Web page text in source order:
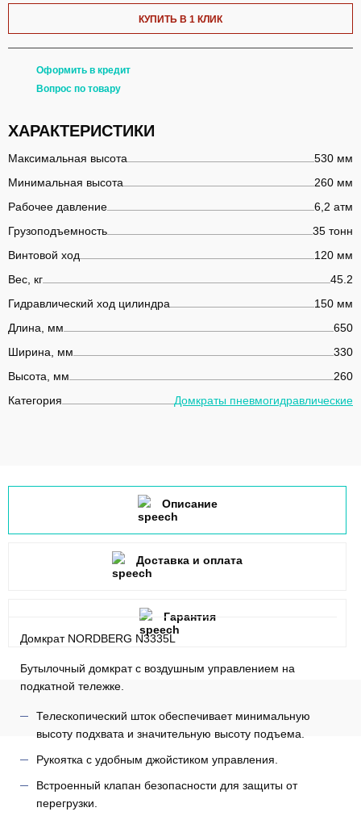
КУПИТЬ В 1 КЛИК
Оформить в кредит
Вопрос по товару
ХАРАКТЕРИСТИКИ
Максимальная высота
530 мм
Минимальная высота
260 мм
Рабочее давление
6,2 атм
Грузоподъемность
35 тонн
Винтовой ход
120 мм
Вес, кг
45.2
Гидравлический ход цилиндра
150 мм
Длина, мм
650
Ширина, мм
330
Высота, мм
260
Категория
Домкраты пневмогидравлические
Описание
Домкрат NORDBERG N3335L
Бутылочный домкрат с воздушным управлением на
подкатной тележке.
Телескопический шток обеспечивает минимальную
высоту подхвата и значительную высоту подъема.
Рукоятка с удобным джойстиком управления.
Встроенный клапан безопасности для защиты от
перегрузки.
Доставка и оплата
Гарантия